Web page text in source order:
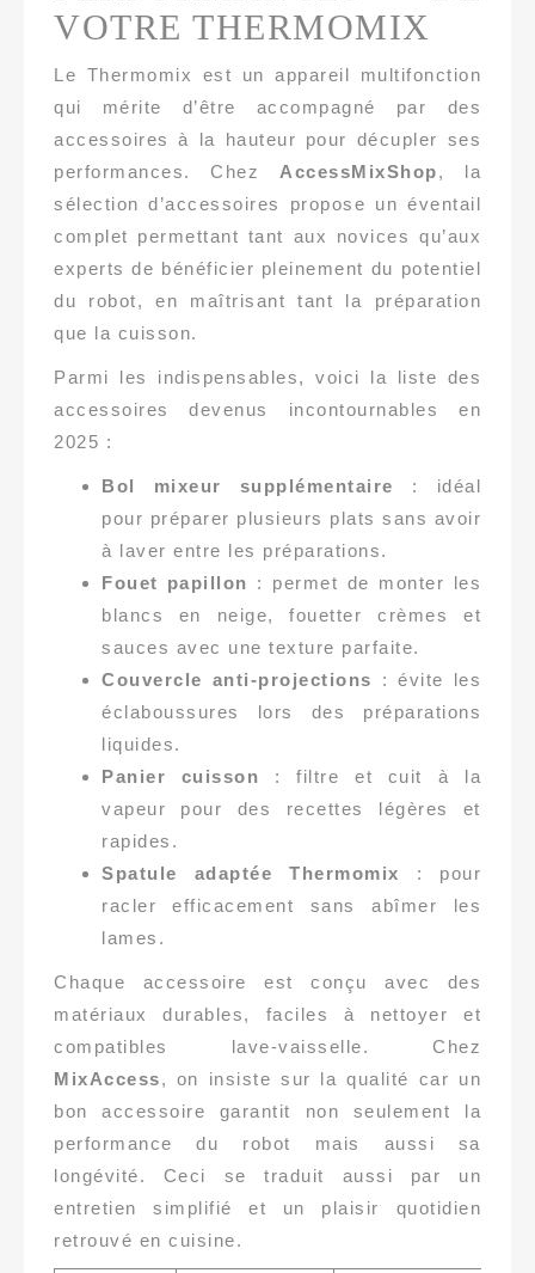
VOTRE THERMOMIX
Le Thermomix est un appareil multifonction
qui mérite d’être accompagné par des
accessoires à la hauteur pour décupler ses
performances. Chez AccessMixShop, la
sélection d’accessoires propose un éventail
complet permettant tant aux novices qu’aux
experts de bénéficier pleinement du potentiel
du robot, en maîtrisant tant la préparation
que la cuisson.
Parmi les indispensables, voici la liste des
accessoires devenus incontournables en
2025 :
Bol mixeur supplémentaire
: idéal
pour préparer plusieurs plats sans avoir
à laver entre les préparations.
Fouet papillon : permet de monter les
blancs en neige, fouetter crèmes et
sauces avec une texture parfaite.
Couvercle anti-projections : évite les
éclaboussures lors des préparations
liquides.
Panier cuisson : filtre et cuit à la
vapeur pour des recettes légères et
rapides.
Spatule adaptée Thermomix : pour
racler efficacement sans abîmer les
lames.
Chaque accessoire est conçu avec des
matériaux durables, faciles à nettoyer et
compatibles lave-vaisselle. Chez
MixAccess, on insiste sur la qualité car un
bon accessoire garantit non seulement la
performance du robot mais aussi sa
longévité. Ceci se traduit aussi par un
entretien simplifié et un plaisir quotidien
retrouvé en cuisine.